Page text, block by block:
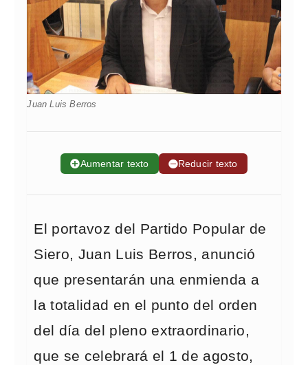
Juan Luis Berros
➕Aumentar texto ➖Reducir texto
El portavoz del Partido Popular de
Siero, Juan Luis Berros, anunció
que presentarán una enmienda a
la totalidad en el punto del orden
del día del pleno extraordinario,
que se celebrará el 1 de agosto,